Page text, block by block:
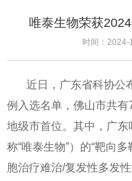
唯泰生物荣获
时间：2024-
近日，广东省科协公
例入选名单，佛山市共
地级市首位。其中，广
称“唯泰生物”）的“靶向
胞治疗难治/复发性多发